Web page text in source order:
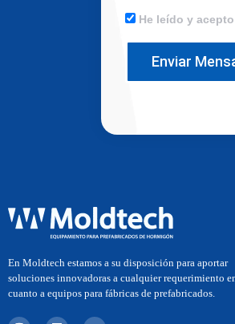
He leído y
Enviar
En Moldtech estamos a su disposición para aportar
soluciones innovadoras a cualquier requerimiento
cuanto a equipos para fábricas de prefabricados.
I L Y